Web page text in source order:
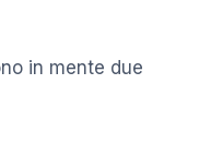
in mente due